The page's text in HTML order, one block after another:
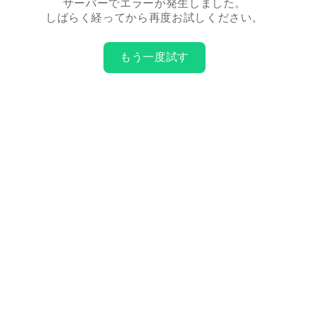
サーバーでエラーが発生しました。
しばらく経ってから再度お試しください。
もう一度試す